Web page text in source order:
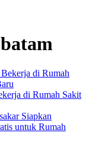
di Rumah Sakit